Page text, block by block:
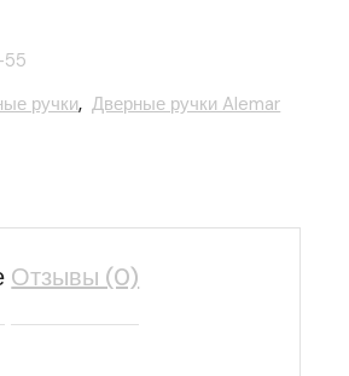
ручки, Дверные ручки Alemar
Отзывы (0)